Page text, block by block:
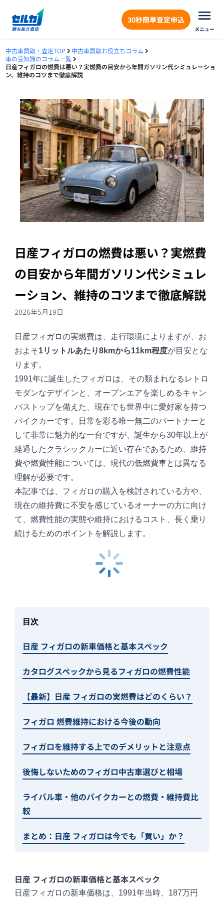
30秒簡単査定申込
メニュー
中古車買取・査定TOP
中古車買取お役立ちコラム
車の豆知識のコラム一覧
日産フィガロの燃費は悪い？実燃費の目安から年間ガソリン代シミュレーショ
ン、維持のコツまで徹底解説
日産フィガロの燃費は悪い？実燃費
の目安から年間ガソリン代シミュレ
ーション、維持のコツまで徹底解説
2026年5月19日
日産フィガロの実燃費は、走行環境によりますが、お
およそ1リットルあたり8kmから11km程度が目安とな
ります。
1991年に誕生したフィガロは、その類まれなるレトロ
モダンなデザインと、オープンエアを楽しめるキャン
バストップを備えた、現在でも世界中に愛好家を持つ
パイクカーです。日常を彩る唯一無二のパートナーと
して非常に魅力的な一台ですが、誕生から30年以上が
経過したクラシックカーに近い存在であるため、維持
費や燃費性能については、現代の低燃費車とは異なる
理解が必要です。
本記事では、フィガロの購入を検討されている方や、
現在の維持費に不安を感じているオーナーの方に向け
て、燃費性能の実態や維持におけるコスト、長く乗り
続けるためのポイントを解説します。
目次
日産 フィガロの新車価格と基本スペック
カタログスペックから見るフィガロの燃費性能
【最新】日産 フィガロの実燃費はどのくらい？
フィガロ 燃費維持における今後の動向
フィガロを維持する上でのデメリットと注意点
後悔しないためのフィガロ中古車選びと相場
ライバル車・他のパイクカーとの燃費・維持費比
較
まとめ：日産 フィガロは今でも「買い」か？
日産 フィガロの新車価格と基本スペック
日産フィガロの新車価格は、1991年当時、187万円